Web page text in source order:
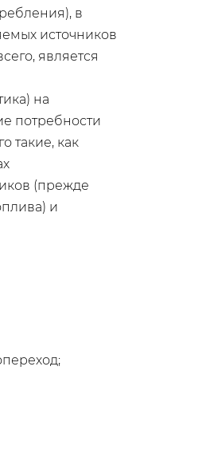
в
источников
является
на
потребности
такие, как
(прежде
и